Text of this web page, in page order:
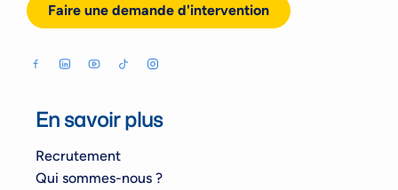
Faire une demande d'intervention
En savoir plus
Recrutement
Qui sommes-nous ?